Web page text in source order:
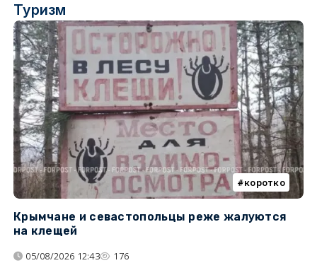
Туризм
коротко
Крымчане и севастопольцы реже жалуются
на клещей
05/08/2026 12:43 176